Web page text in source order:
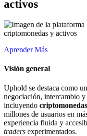
activos
Aprender Más
Visión general
Uphold se destaca como
negociación, intercambio
incluyendo criptomonedas
millones de usuarios en
experiencia fluida y
traders experimentados.